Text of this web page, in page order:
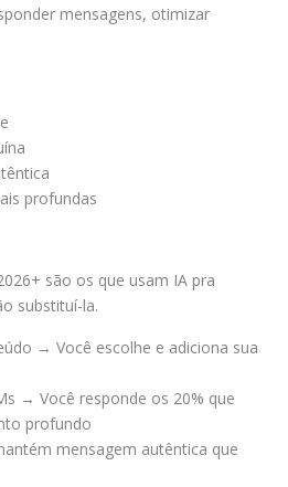
mensagens, otimizar
profundas
são os que usam IA pra
substituí-la.
→ Você escolhe e adiciona sua
→ Você responde os 20% que
profundo
mensagem autêntica que